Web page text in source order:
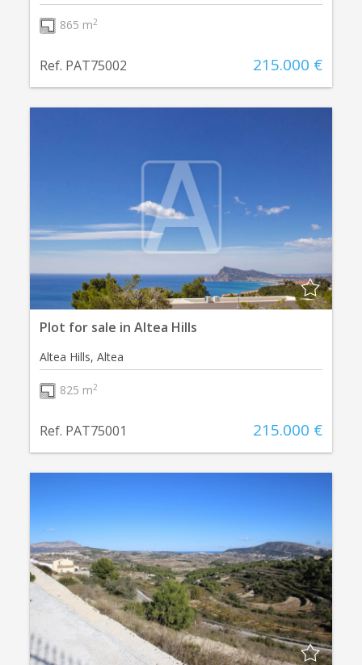
865 m2
Ref. PAT75002 215.000 €
Plot for sale in Altea Hills
Altea Hills, Altea
825 m2
Ref. PAT75001 215.000 €